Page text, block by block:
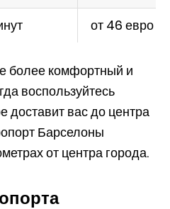
от 46 евро
более комфортный и
воспользуйтесь
доставит вас до центра
Барселоны
от центра города.